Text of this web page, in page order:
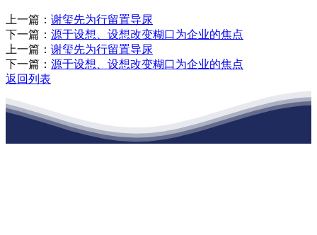
上一篇： 谢玺先为行留置导尿
下一篇： 源于设想、设想改变糊口为企业的焦点
上一篇： 谢玺先为行留置导尿
下一篇： 源于设想、设想改变糊口为企业的焦点
返回列表